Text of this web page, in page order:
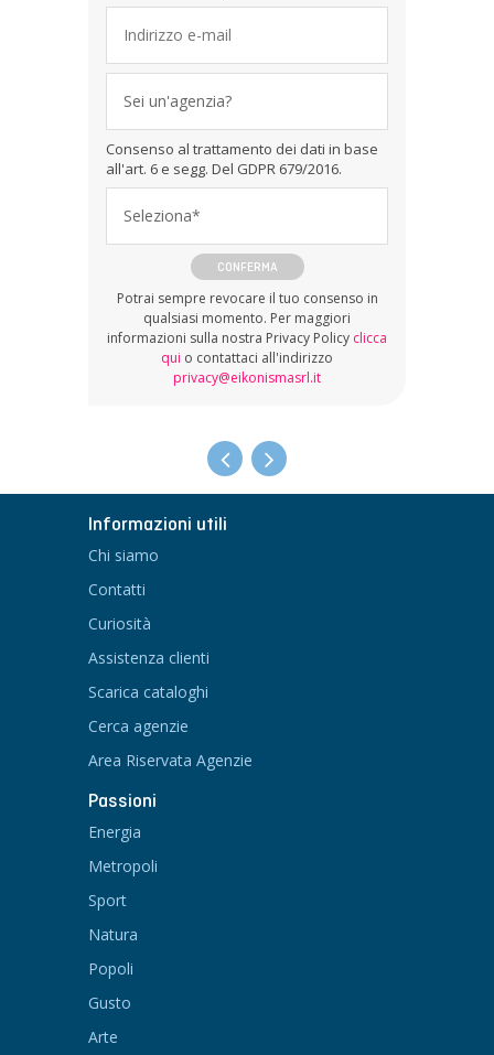
Sei un'agenzia?
Consenso al trattamento dei dati in base
all'art. 6 e segg. Del GDPR 679/2016.
Seleziona*
CONFERMA
Potrai sempre revocare il tuo consenso in
qualsiasi momento. Per maggiori
informazioni sulla nostra Privacy Policy clicca
qui o contattaci all'indirizzo
privacy@eikonismasrl.it
Informazioni utili
Chi siamo
Contatti
Curiosità
Assistenza clienti
Scarica cataloghi
Cerca agenzie
Area Riservata Agenzie
Passioni
Energia
Metropoli
Sport
Natura
Popoli
Gusto
Arte